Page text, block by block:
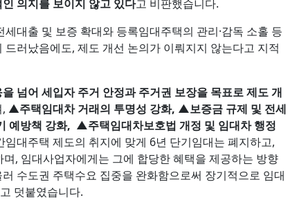
의지를 보이지 않고 있다고 비판했습니다.
대출 및 보증 확대와 등록임대주택의 관리·감독 소홀 등
러났음에도, 제도 개선 논의가 이뤄지지 않는다고 지적
넘어 세입자 주거 안정과 주거권 보장을 목표로 제도 개
, ▲주택임대차 거래의 투명성 강화, ▲보증금 규제 및 전세
예방책 강화, ▲주택임대차보호법 개정 및 임대차 행정
대주택 제도의 취지에 맞게 6년 단기임대는 폐지하고,
, 임대사업자에게는 그에 합당한 혜택을 제공하는 방향
수도권 주택수요 집중을 완화함으로써 장기적으로 임대
덧붙였습니다.